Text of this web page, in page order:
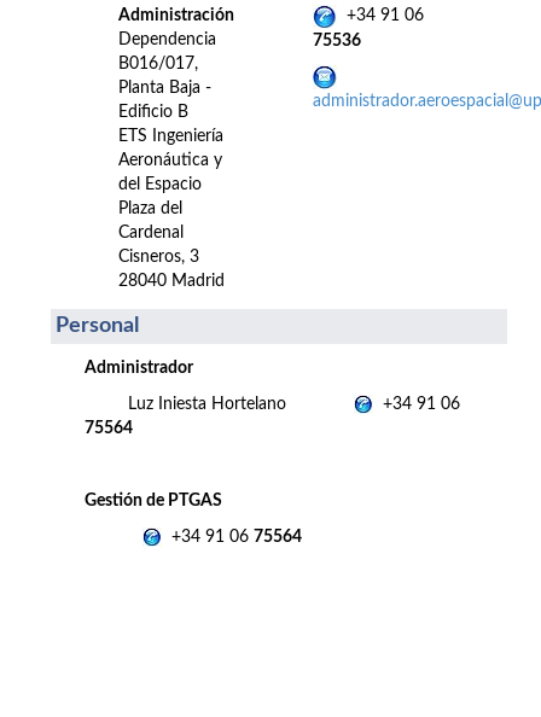
Administración
Dependencia
B016/017,
Planta Baja -
Edificio B
ETS Ingeniería
Aeronáutica y
del Espacio
Plaza del
Cardenal
Cisneros, 3
28040 Madrid
+34 91 06
75536
Personal
Administrador
Luz Iniesta Hortelano
+34 91 06
75564
Gestión de PTGAS
+34 91 06 75564